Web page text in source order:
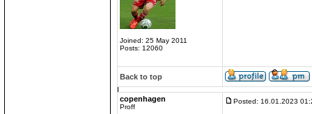
Joined: 25 May 2011
Posts: 12060
Back to top
copenhagen
Proff
Posted: 16.01.2023